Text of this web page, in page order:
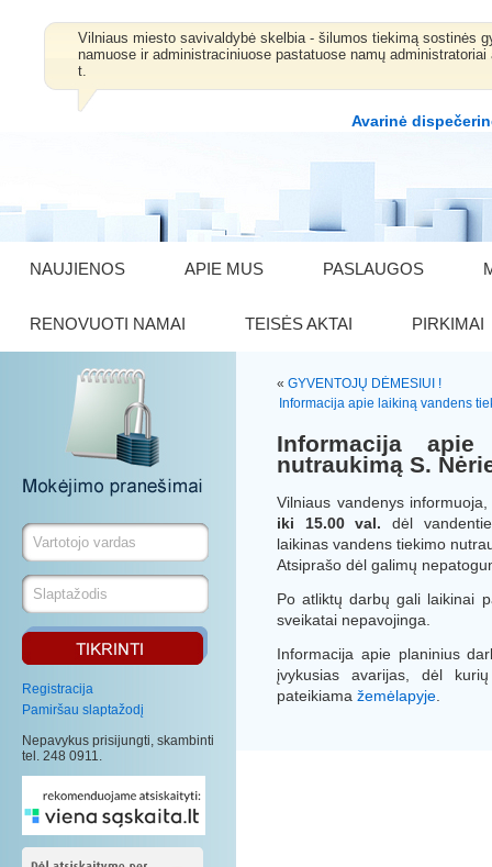
Vilniaus miesto savivaldybė skelbia - šilumos tiekimą sostinės
namuose ir administraciniuose pastatuose namų
t.
Avarinė
NAUJIENOS APIE MUS PASLAUGOS
RENOVUOTI NAMAI TEISĖS AKTAI PIRKIMAI
Registracija
Pamiršau slaptažodį
Nepavykus prisijungti, skambinti
tel. 248 0911.
« GYVENTOJŲ DĖMESIUI !
Informacija apie laikiną vandens
Informacija
nutraukimą S.
Vilniaus vandenys
iki 15.00 val. dėl
laikinas vandens tiekimo
Atsiprašo dėl galimų
Po atliktų darbų gali laikinai
sveikatai nepavojinga.
Informacija apie planinius
įvykusias avarijas, dėl
pateikiama žemėlapyje